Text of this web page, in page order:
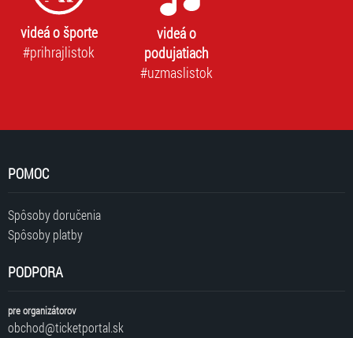
videá o športe
#prihrajlistok
videá o
podujatiach
#uzmaslistok
POMOC
Spôsoby doručenia
Spôsoby platby
PODPORA
pre organizátorov
obchod@ticketportal.sk